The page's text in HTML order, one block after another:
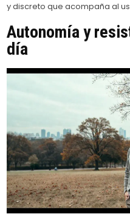
y discreto que acompaña al
Autonomía y
día